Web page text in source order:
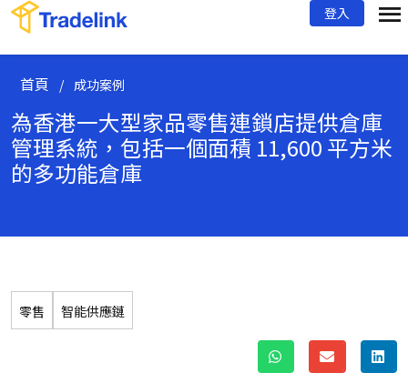
登入
首頁 / 成功案例
為香港一大型家品零售連鎖店提供倉庫
管理系統， 包括一個面積 11,600 平方米
的多功能倉庫
零售 智能供應鏈